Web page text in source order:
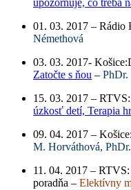
upozorňuje, čo treba
01. 03. 2017 – Rádio
Némethová
03. 03. 2017-
Zatočte s ňou – PhDr.
15. 03. 2017 –
úzkosť detí, Terapia
09. 04. 2017 –
M. Horváthová,
11. 04. 2017 –
poradňa – Elektívny